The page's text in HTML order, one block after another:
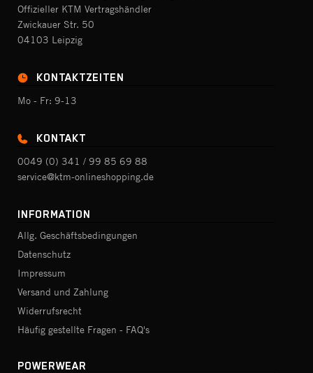
Offizieller KTM Vertragshändler
Zwickauer Str. 50
04103 Leipzig
KONTAKTZEITEN
Mo - Fr: 9-13
KONTAKT
0049 (0) 341 / 99 85 69 88
service@ktm-onlineshopping.de
INFORMATION
Allg. Geschäftsbedingungen
Datenschutz
Impressum
Versand und Zahlung
Widerrufsrecht
Häufig gestellte Fragen - FAQ's
POWERWEAR